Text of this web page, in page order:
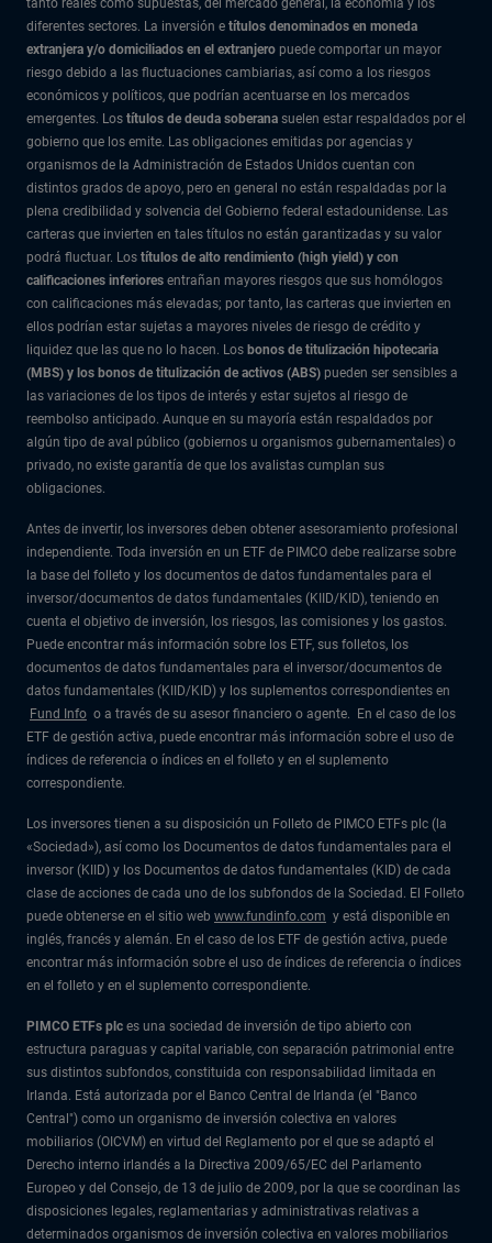
diferentes sectores. La inversión e títulos denominados en moneda
extranjera y/o domiciliados en el extranjero puede comportar un mayor
riesgo debido a las fluctuaciones cambiarias, así como a los riesgos
económicos y políticos, que podrían acentuarse en los mercados
emergentes. Los títulos de deuda soberana suelen estar respaldados por el
gobierno que los emite. Las obligaciones emitidas por agencias y
organismos de la Administración de Estados Unidos cuentan con
distintos grados de apoyo, pero en general no están respaldadas por la
plena credibilidad y solvencia del Gobierno federal estadounidense. Las
carteras que invierten en tales títulos no están garantizadas y su valor
podrá fluctuar. Los títulos de alto rendimiento (high yield) y con
calificaciones inferiores entrañan mayores riesgos que sus homólogos
con calificaciones más elevadas; por tanto, las carteras que invierten en
ellos podrían estar sujetas a mayores niveles de riesgo de crédito y
liquidez que las que no lo hacen. Los bonos de titulización hipotecaria
(MBS) y los bonos de titulización de activos (ABS) pueden ser sensibles a
las variaciones de los tipos de interés y estar sujetos al riesgo de
reembolso anticipado. Aunque en su mayoría están respaldados por
algún tipo de aval público (gobiernos u organismos gubernamentales) o
privado, no existe garantía de que los avalistas cumplan sus
obligaciones.
Antes de invertir, los inversores deben obtener asesoramiento profesional
independiente. Toda inversión en un ETF de PIMCO debe realizarse sobre
la base del folleto y los documentos de datos fundamentales para el
inversor/documentos de datos fundamentales (KIID/KID), teniendo en
cuenta el objetivo de inversión, los riesgos, las comisiones y los gastos.
Puede encontrar más información sobre los ETF, sus folletos, los
documentos de datos fundamentales para el inversor/documentos de
datos fundamentales (KIID/KID) y los suplementos correspondientes en
Fund Info o a través de su asesor financiero o agente. En el caso de los
ETF de gestión activa, puede encontrar más información sobre el uso de
índices de referencia o índices en el folleto y en el suplemento
correspondiente.
Los inversores tienen a su disposición un Folleto de PIMCO ETFs plc (la
«Sociedad»), así como los Documentos de datos fundamentales para el
inversor (KIID) y los Documentos de datos fundamentales (KID) de cada
clase de acciones de cada uno de los subfondos de la Sociedad. El Folleto
puede obtenerse en el sitio web www.fundinfo.com y está disponible en
inglés, francés y alemán. En el caso de los ETF de gestión activa, puede
encontrar más información sobre el uso de índices de referencia o índices
en el folleto y en el suplemento correspondiente.
PIMCO ETFs plc es una sociedad de inversión de tipo abierto con
estructura paraguas y capital variable, con separación patrimonial entre
sus distintos subfondos, constituida con responsabilidad limitada en
Irlanda. Está autorizada por el Banco Central de Irlanda (el "Banco
Central") como un organismo de inversión colectiva en valores
mobiliarios (OICVM) en virtud del Reglamento por el que se adaptó el
Derecho interno irlandés a la Directiva 2009/65/EC del Parlamento
Europeo y del Consejo, de 13 de julio de 2009, por la que se coordinan las
disposiciones legales, reglamentarias y administrativas relativas a
determinados organismos de inversión colectiva en valores mobiliarios